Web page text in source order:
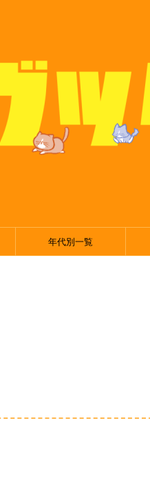
年代別一覧